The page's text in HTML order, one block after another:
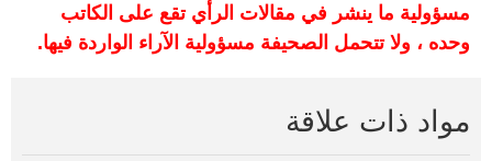
مسؤولية ما ينشر في مقالات الرأي تقع على الكاتب
وحده ، ولا تتحمل الصحيفة مسؤولية الآراء الواردة فيها.
مواد ذات علاقة